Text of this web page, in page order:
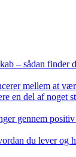
– sådan finder
mellem at
en del af noget
gennem
du lever og